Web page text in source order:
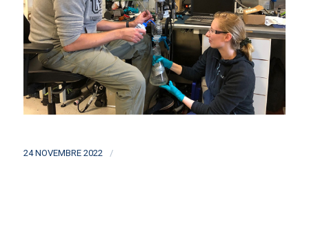
24 NOVEMBRE 2022 /